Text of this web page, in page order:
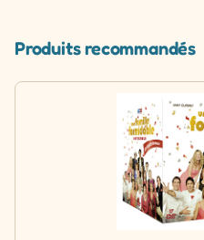
Produits recommandés